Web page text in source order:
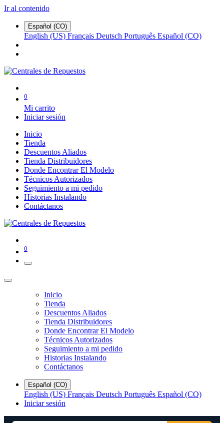
Ir al contenido
Español (CO)
English (US) Français Deutsch Português Español (CO)
0
Mi carrito
Iniciar sesión
Inicio
Tienda
Descuentos Aliados
Tienda Distribuidores
Donde Encontrar El Modelo
Técnicos Autorizados
Seguimiento a mi pedido
Historias Instalando
Contáctanos
0
Inicio
Tienda
Descuentos Aliados
Tienda Distribuidores
Donde Encontrar El Modelo
Técnicos Autorizados
Seguimiento a mi pedido
Historias Instalando
Contáctanos
Español (CO)
English (US) Français Deutsch Português Español (CO)
Iniciar sesión